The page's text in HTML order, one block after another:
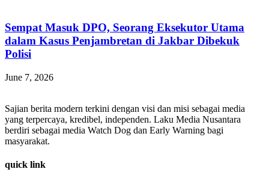
Sempat Masuk DPO, Seorang Eksekutor Utama
dalam Kasus Penjambretan di Jakbar Dibekuk
Polisi
June 7, 2026
Sajian berita modern terkini dengan visi dan misi sebagai media
yang terpercaya, kredibel, independen. Laku Media Nusantara
berdiri sebagai media Watch Dog dan Early Warning bagi
masyarakat.
quick link